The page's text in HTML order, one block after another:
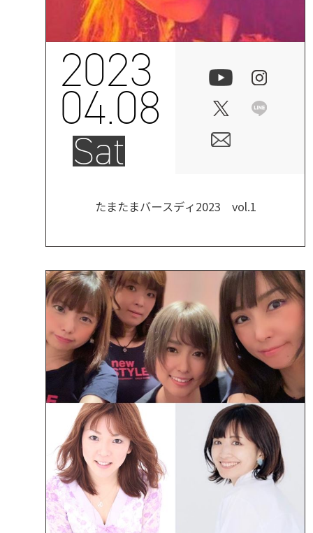
2023
04.08
Sat
たまたまバースディ2023 vol.1